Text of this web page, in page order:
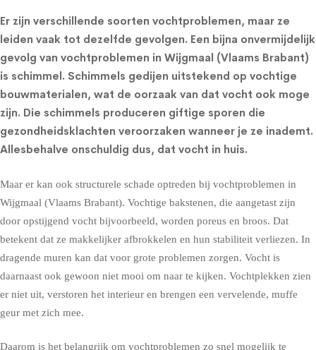
Er zijn verschillende soorten vochtproblemen, maar ze
leiden vaak tot dezelfde gevolgen. Een bijna onvermijdelijk
gevolg van vochtproblemen in Wijgmaal (Vlaams Brabant)
is schimmel. Schimmels gedijen uitstekend op vochtige
bouwmaterialen, wat de oorzaak van dat vocht ook moge
zijn. Die schimmels produceren giftige sporen die
gezondheidsklachten veroorzaken wanneer je ze inademt.
Allesbehalve onschuldig dus, dat vocht in huis.
Maar er kan ook structurele schade optreden bij vochtproblemen in
Wijgmaal (Vlaams Brabant). Vochtige bakstenen, die aangetast zijn
door opstijgend vocht bijvoorbeeld, worden poreus en broos. Dat
betekent dat ze makkelijker afbrokkelen en hun stabiliteit verliezen. In
dragende muren kan dat voor grote problemen zorgen. Vocht is
daarnaast ook gewoon niet mooi om naar te kijken. Vochtplekken zien
er niet uit, verstoren het interieur en brengen een vervelende, muffe
geur met zich mee.
Daarom is het belangrijk om vochtproblemen zo snel mogelijk te